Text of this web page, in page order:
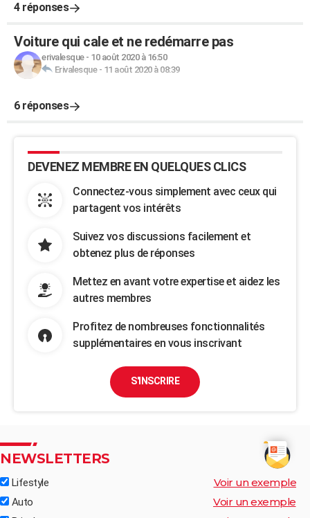
4 réponses
Voiture qui cale et ne redémarre pas
erivalesque- 10 août 2020 à 16:50
Erivalesque- 11 août 2020 à 08:39
6 réponses
DEVENEZ MEMBRE EN QUELQUES CLICS
Connectez-vous simplement avec ceux qui
partagent vos intérêts
Suivez vos discussions facilement et
obtenez plus de réponses
Mettez en avant votre expertise et aidez les
autres membres
Profitez de nombreuses fonctionnalités
supplémentaires en vous inscrivant
S'INSCRIRE
NEWSLETTERS
Lifestyle Voir un exemple
Auto Voir un exemple